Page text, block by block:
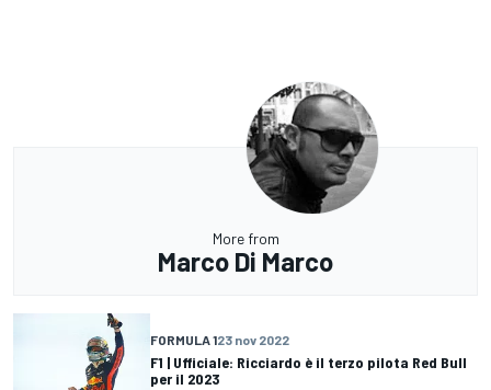
More from
Marco Di Marco
FORMULA 123 nov 2022
F1 | Ufficiale: Ricciardo è il terzo pilota Red Bull
per il 2023